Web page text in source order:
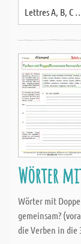
Lettres A, B, C
Wörter
Wörter mit
gemeinsam?
die Verben in die